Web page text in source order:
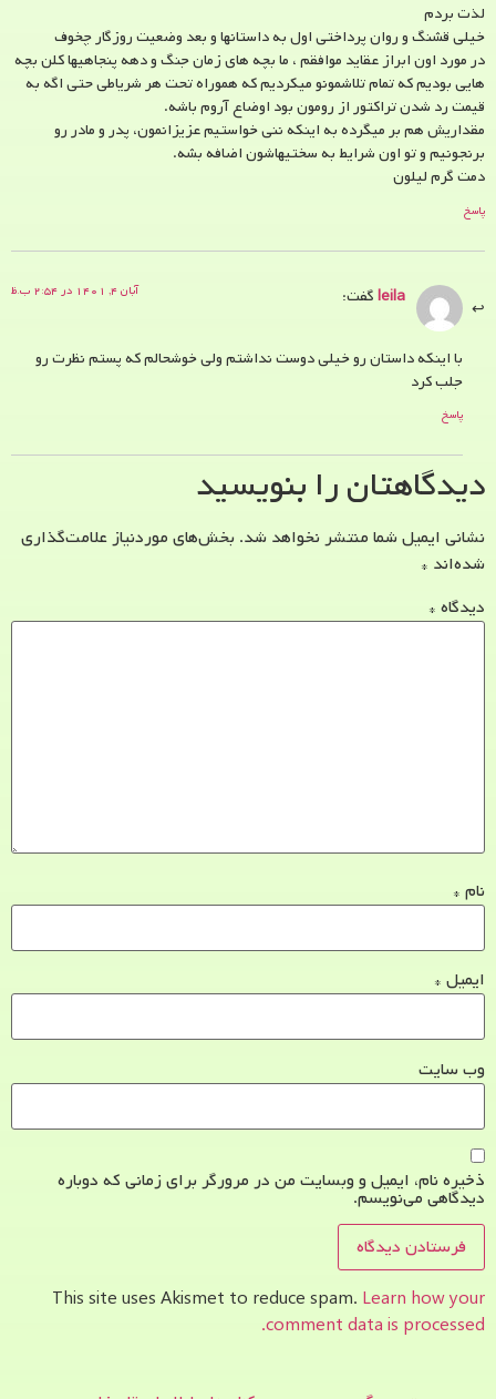
لذت بردم
خیلی قشنگ و روان پرداختی اول به داستانها و بعد وضعیت روزگار چخوف
در مورد اون ابراز عقاید موافقم ، ما بچه های زمان جنگ و دهه پنجاهیها کلن بچه
هایی بودیم که تمام تلاشمونو میکردیم که هموراه تحت هر شریاطی حتی اگه به
قیمت رد شدن تراکتور از رومون بود اوضاع آروم باشه.
مقداریش هم بر میگرده به اینکه ننی خواستیم عزیزانمون، پدر و مادر رو
برنجونیم و تو اون شرایط به سختیهاشون اضافه بشه.
دمت گرم لیلون
پاسخ
leilaگفت: آبان ۴, ۱۴۰۱ در ۲:۵۴ ب.ظ
با اینکه داستان رو خیلی دوست نداشتم ولی خوشحالم که پستم نظرت رو
جلب کرد
پاسخ
دیدگاهتان را بنویسید
نشانی ایمیل شما منتشر نخواهد شد. بخش‌های موردنیاز علامت‌گذاری
شده‌اند *
دیدگاه *
نام *
ایمیل *
وب‌ سایت
ذخیره نام، ایمیل و وبسایت من در مرورگر برای زمانی که دوباره
دیدگاهی می‌نویسم.
This site uses Akismet to reduce spam. Learn how your
comment data is processed.